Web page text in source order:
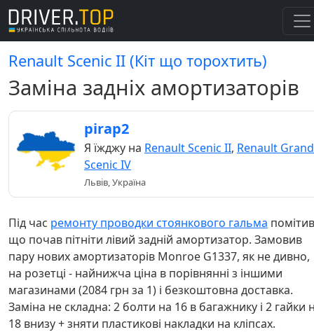
Renault Scenic II (Кіт що торохтить)
Заміна задніх амортизаторів
pirap2
Я їжджу на Renault Scenic II, Renault Grand
Scenic IV
Львів, Україна
Під час ремонту проводки стоянкового гальма
що почав пітніти лівий задній амортизатор. Замовив
пару нових амортизаторів Monroe G1337, як не дивно,
на розетці - найнижча ціна в порівнянні з іншими
магазинами (2084 грн за 1) і безкоштовна доставка.
Заміна не складна: 2 болти на 16 в багажнику і 2 гайки
18 внизу + зняти пластикові накладки на кліпсах.